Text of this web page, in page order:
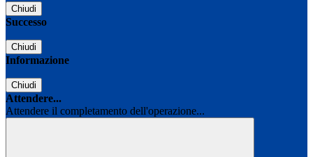
Chiudi
Successo
Chiudi
Informazione
Chiudi
Attendere...
Attendere il completamento dell'operazione...